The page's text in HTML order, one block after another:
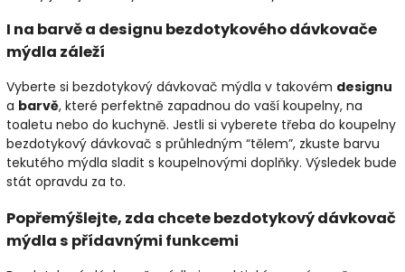
I na barvě a designu bezdotykového dávkovače
mýdla záleží
Vyberte si bezdotykový dávkovač mýdla v takovém designu
a barvě, které perfektně zapadnou do vaší koupelny, na
toaletu nebo do kuchyně. Jestli si vyberete třeba do koupelny
bezdotykový dávkovač s průhledným “tělem”, zkuste barvu
tekutého mýdla sladit s koupelnovými doplňky. Výsledek bude
stát opravdu za to.
Popřemýšlejte, zda chcete bezdotykový dávkovač
mýdla s přídavnými funkcemi